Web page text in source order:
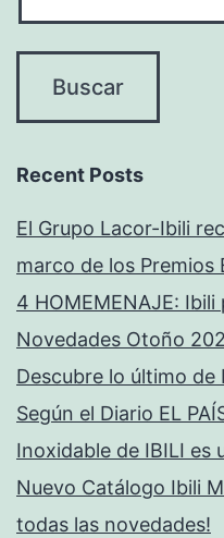
Recent Posts
El Grupo Lacor-Ibili
marco de los Premios
4 HOMEMENAJE:
Novedades Otoño
Descubre lo último de
Según el Diario EL
Inoxidable de IBILI es
Nuevo Catálogo Ibili
todas las novedades!